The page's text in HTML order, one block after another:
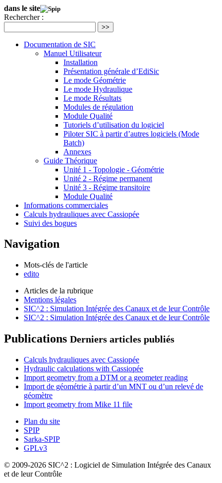
dans le site
Rechercher :
>>
Documentation de SIC
Manuel Utilisateur
Installation
Présentation générale d’EdiSic
Le mode Géométrie
Le mode Hydraulique
Le mode Résultats
Modules de régulation
Module Qualité
Tutoriels d’utilisation du logiciel
Piloter SIC à partir d’autres logiciels (Mode
Batch)
Annexes
Guide Théorique
Unité 1 - Topologie - Géométrie
Unité 2 - Régime permanent
Unité 3 - Régime transitoire
Module Qualité
Informations commerciales
Calculs hydrauliques avec Cassiopée
Suivi des bogues
Navigation
Mots-clés de l'article
edito
Articles de la rubrique
Mentions légales
SIC^2 : Simulation Intégrée des Canaux et de leur Contrôle
SIC^2 : Simulation Intégrée des Canaux et de leur Contrôle
Publications Derniers articles publiés
Calculs hydrauliques avec Cassiopée
Hydraulic calculations with Cassiopée
Import geometry from a DTM or a geometer reading
Import de géométrie à partir d’un MNT ou d’un relevé de
géomètre
Import geometry from Mike 11 file
Plan du site
SPIP
Sarka-SPIP
GPLv3
© 2009-2026 SIC^2 : Logiciel de Simulation Intégrée des Canaux
et de leur Contrôle